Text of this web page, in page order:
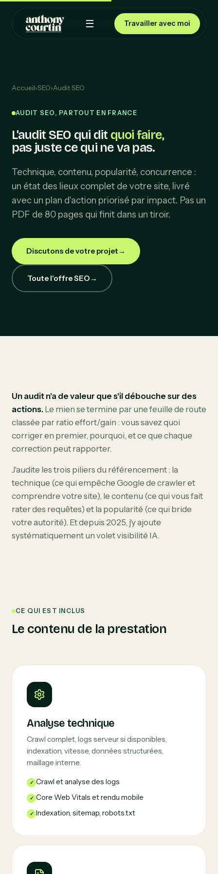
☰ Travailler avec moi
Accueil›SEO›Audit SEO
AUDIT SEO, PARTOUT EN FRANCE
L'audit SEO qui dit quoi faire,
pas juste ce qui ne va pas.
Technique, contenu, popularité, concurrence :
un état des lieux complet de votre site, livré
avec un plan d'action priorisé par impact. Pas un
PDF de 80 pages qui finit dans un tiroir.
Discutons de votre projet →
Toute l'offre SEO →
Un audit n'a de valeur que s'il débouche sur des
actions. Le mien se termine par une feuille de route
classée par ratio effort/gain : vous savez quoi
corriger en premier, pourquoi, et ce que chaque
correction peut rapporter.
J'audite les trois piliers du référencement : la
technique (ce qui empêche Google de crawler et
comprendre votre site), le contenu (ce qui vous fait
rater des requêtes) et la popularité (ce qui bride
votre autorité). Et depuis 2025, j'y ajoute
systématiquement un volet visibilité IA.
CE QUI EST INCLUS
Le contenu de la prestation
Analyse technique
Crawl complet, logs serveur si disponibles,
indexation, vitesse, données structurées,
maillage interne.
Crawl et analyse des logs
Core Web Vitals et rendu mobile
Indexation, sitemap, robots.txt